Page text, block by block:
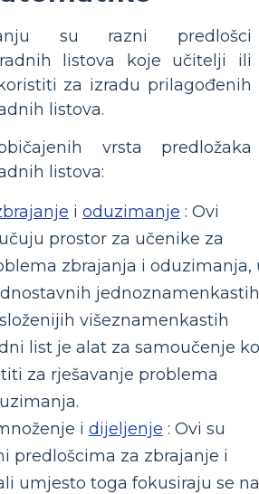
su razni predlošci
listova koje učitelji ili
za izradu prilagođenih
listova.
vrsta predložaka
listova:
i oduzimanje : Ovi
prostor za učenike za
zbrajanja i oduzimanja,
jednoznamenkastih
višeznamenkastih
list je alat za samoučenje
za rješavanje problema
i dijeljenje : Ovi su
predlošcima za zbrajanje i
umjesto toga fokusiraju se na